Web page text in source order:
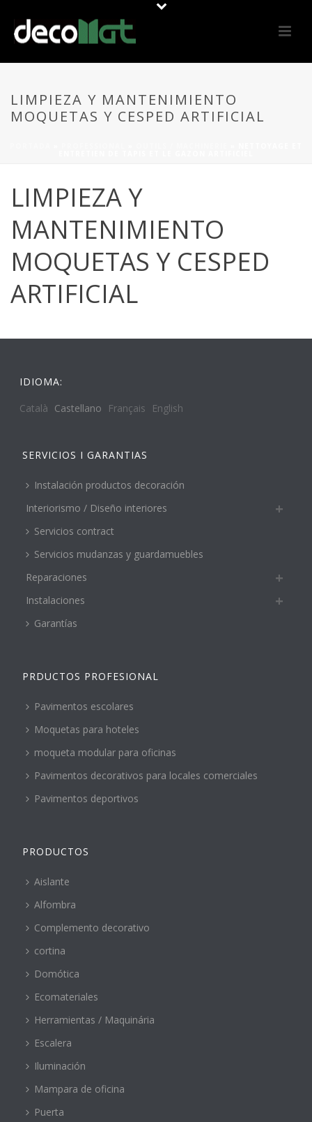
LIMPIEZA Y MANTENIMIENTO
MOQUETAS Y CESPED ARTIFICIAL
LIMPIEZA Y
MANTENIMIENTO
MOQUETAS Y CESPED
ARTIFICIAL
IDIOMA:
Català Castellano Français English
SERVICIOS I GARANTIAS
Instalación productos decoración
Interiorismo / Diseño interiores
Servicios contract
Servicios mudanzas y guardamuebles
Reparaciones
Instalaciones
Garantías
PRDUCTOS PROFESIONAL
Pavimentos escolares
Moquetas para hoteles
moqueta modular para oficinas
Pavimentos decorativos para locales comerciales
Pavimentos deportivos
PRODUCTOS
Aislante
Alfombra
Complemento decorativo
cortina
Domótica
Ecomateriales
Herramientas / Maquinária
Escalera
Iluminación
Mampara de oficina
Puerta